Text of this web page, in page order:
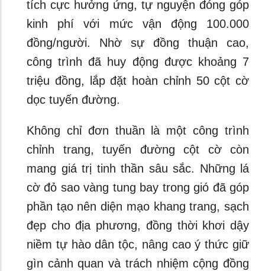
tích cực hưởng ứng, tự nguyện đóng góp
kinh phí với mức vận động 100.000
đồng/người. Nhờ sự đồng thuận cao,
công trình đã huy động được khoảng 7
triệu đồng, lắp đặt hoàn chỉnh 50 cột cờ
dọc tuyến đường.
Không chỉ đơn thuần là một công trình
chỉnh trang, tuyến đường cột cờ còn
mang giá trị tinh thần sâu sắc. Những lá
cờ đỏ sao vàng tung bay trong gió đã góp
phần tạo nên diện mạo khang trang, sạch
đẹp cho địa phương, đồng thời khơi dậy
niềm tự hào dân tộc, nâng cao ý thức giữ
gìn cảnh quan và trách nhiệm cộng đồng